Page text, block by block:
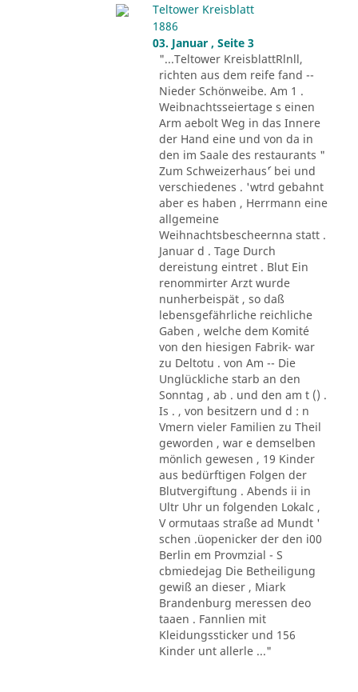
Teltower Kreisblatt
1886
03. Januar , Seite 3
"...Teltower KreisblattRlnll,
richten aus dem reife fand --
Nieder Schönweibe. Am 1 .
Weibnachtsseiertage s einen
Arm aebolt Weg in das Innere
der Hand eine und von da in
den im Saale des restaurants "
Zum Schweizerhaus´' bei und
verschiedenes . 'wtrd gebahnt
aber es haben , Herrmann eine
allgemeine
Weihnachtsbescheernna statt .
Januar d . Tage Durch
dereistung eintret . Blut Ein
renommirter Arzt wurde
nunherbeispät , so daß
lebensgefährliche reichliche
Gaben , welche dem Komité
von den hiesigen Fabrik- war
zu Deltotu . von Am -- Die
Unglückliche starb an den
Sonntag , ab . und den am t () .
Is . , von besitzern und d : n
Vmern vieler Familien zu Theil
geworden , war e demselben
mönlich gewesen , 19 Kinder
aus bedürftigen Folgen der
Blutvergiftung . Abends ii in
Ultr Uhr un folgenden Lokalc ,
V ormutaas straße ad Mundt '
schen .üopenicker der den i00
Berlin em Provmzial - S
cbmiedejag Die Betheiligung
gewiß an dieser , Miark
Brandenburg meressen deo
taaen . Fannlien mit
Kleidungssticker und 156
Kinder unt allerle ..."